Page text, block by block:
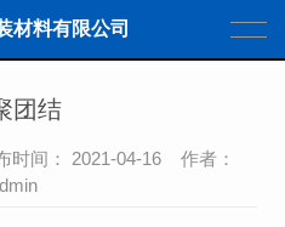
材料有限公司
团结
间： 2021-04-16 作者：